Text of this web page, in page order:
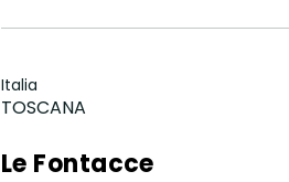
Italia
TOSCANA
Le Fontacce